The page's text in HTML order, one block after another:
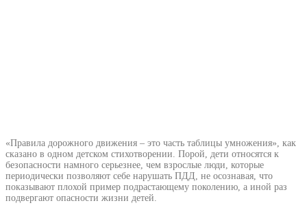
«Правила дорожного движения – это часть таблицы умножения», как
сказано в одном детском стихотворении. Порой, дети относятся к
безопасности намного серьезнее, чем взрослые люди, которые
периодически позволяют себе нарушать ПДД, не осознавая, что
показывают плохой пример подрастающему поколению, а иной раз
подвергают опасности жизни детей.